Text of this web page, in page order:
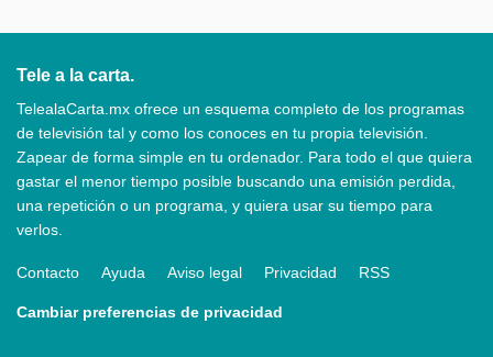
Tele a la carta.
TelealaCarta.mx ofrece un esquema completo de los programas
de televisión tal y como los conoces en tu propia televisión.
Zapear de forma simple en tu ordenador. Para todo el que quiera
gastar el menor tiempo posible buscando una emisión perdida,
una repetición o un programa, y quiera usar su tiempo para
verlos.
Contacto Ayuda Aviso legal Privacidad RSS
Cambiar preferencias de privacidad